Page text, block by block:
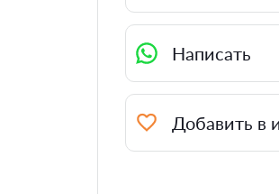
Написать
Добавить в